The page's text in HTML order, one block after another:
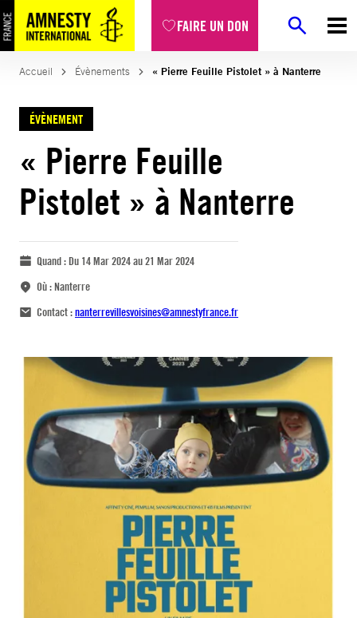
FAIRE UN DON
Accueil Évènements « Pierre Feuille Pistolet » à Nanterre
ÉVÈNEMENT
« Pierre Feuille
Pistolet » à Nanterre
Quand :Du 14 Mar 2024 au 21 Mar 2024
Où :Nanterre
Contact :nanterrevillesvoisines@amnestyfrance.fr